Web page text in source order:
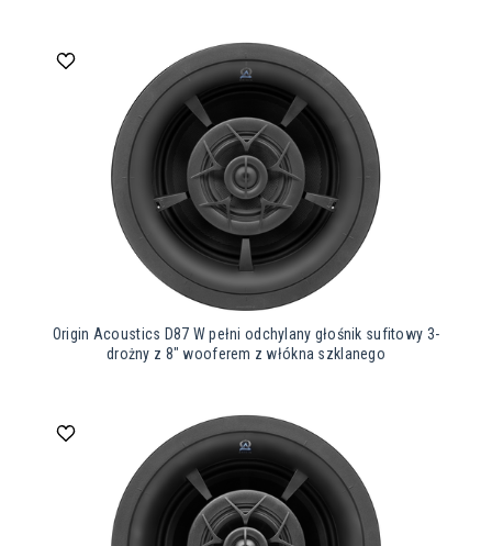
Origin Acoustics D87 W pełni odchylany głośnik sufitowy 3-
drożny z 8″ wooferem z włókna szklanego